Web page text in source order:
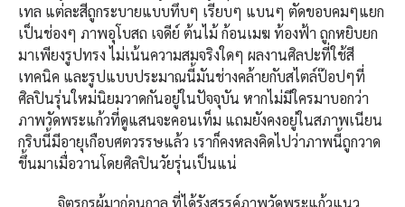
เทล แต่ละสีถูกระบายแบบทึบๆ เรียบๆ แบนๆ ตัดขอบคมๆแยก
เป็นช่องๆ ภาพอุโบสถ เจดีย์ ต้นไม้ ก้อนเมฆ ท้องฟ้า ถูกหยิบยก
มาเพียงรูปทรง ไม่เน้นความสมจริงใดๆ ผลงานศิลปะที่ใช้สี
เทคนิค และรูปแบบประมาณนี้มันช่างคล้ายกับสไตล์ป๊อปๆที่
ศิลปินรุ่นใหม่นิยมวาดกันอยู่ในปัจจุบัน หากไม่มีใครมาบอกว่า
ภาพวัดพระแก้วที่ดูแสนจะคอนเท็ม แถมยังคงอยู่ในสภาพเนียน
กริบนี้มีอายุเกือบศตวรรษแล้ว เราก็คงหลงคิดไปว่าภาพนี้ถูกวาด
ขึ้นมาเมื่อวานโดยศิลปินวัยรุ่นเป็นแน่
จิตรกรผู้มาก่อนกาล ที่ได้รังสรรค์ภาพวัดพระแก้วแนว